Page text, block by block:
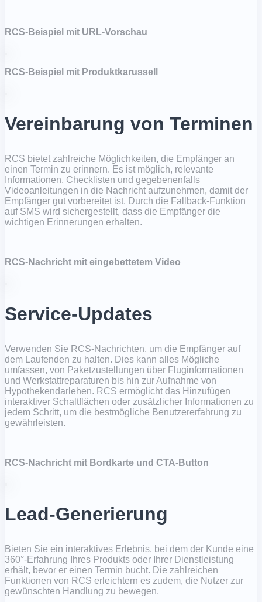
RCS-Beispiel mit URL-Vorschau
RCS-Beispiel mit Produktkarussell
Vereinbarung von Terminen
RCS bietet zahlreiche Möglichkeiten, die Empfänger an
einen Termin zu erinnern. Es ist möglich, relevante
Informationen, Checklisten und gegebenenfalls
Videoanleitungen in die Nachricht aufzunehmen, damit der
Empfänger gut vorbereitet ist. Durch die Fallback-Funktion
auf SMS wird sichergestellt, dass die Empfänger die
wichtigen Erinnerungen erhalten.
RCS-Nachricht mit eingebettetem Video
Service-Updates
Verwenden Sie RCS-Nachrichten, um die Empfänger auf
dem Laufenden zu halten. Dies kann alles Mögliche
umfassen, von Paketzustellungen über Fluginformationen
und Werkstattreparaturen bis hin zur Aufnahme von
Hypothekendarlehen. RCS ermöglicht das Hinzufügen
interaktiver Schaltflächen oder zusätzlicher Informationen zu
jedem Schritt, um die bestmögliche Benutzererfahrung zu
gewährleisten.
RCS-Nachricht mit Bordkarte und CTA-Button
Lead-Generierung
Bieten Sie ein interaktives Erlebnis, bei dem der Kunde eine
360°-Erfahrung Ihres Produkts oder Ihrer Dienstleistung
erhält, bevor er einen Termin bucht. Die zahlreichen
Funktionen von RCS erleichtern es zudem, die Nutzer zur
gewünschten Handlung zu bewegen.